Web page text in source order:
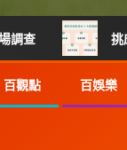
挑床墊不只
百觀點 百娛樂